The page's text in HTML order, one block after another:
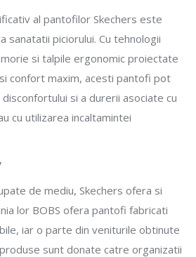
al pantofilor Skechers este
sanatatii piciorului. Cu tehnologii
si talpile ergonomic proiectate
confort maxim, acesti pantofi pot
si a durerii asociate cu
cu utilizarea incaltamintei
de mediu, Skechers ofera si
lor BOBS ofera pantofi fabricati
iar o parte din veniturile obtinute
sunt donate catre organizatii